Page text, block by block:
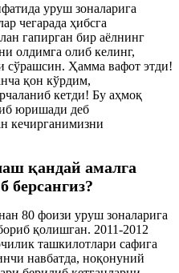
уруш зоналарига
чегарада ҳибсга
гапирган бир аёлнинг
олдимга олиб келинг,
сўрашсин. Ҳамма вафот этди!
қон кўрдим,
кетди! Бу аҳмоқ
юришади деб
кечирганимизни
қандай амалга
берсангиз?
80 фоизи уруш зоналарига
қолишган. 2011-2012
ташкилотлари сафига
навбатда, ноқонуний